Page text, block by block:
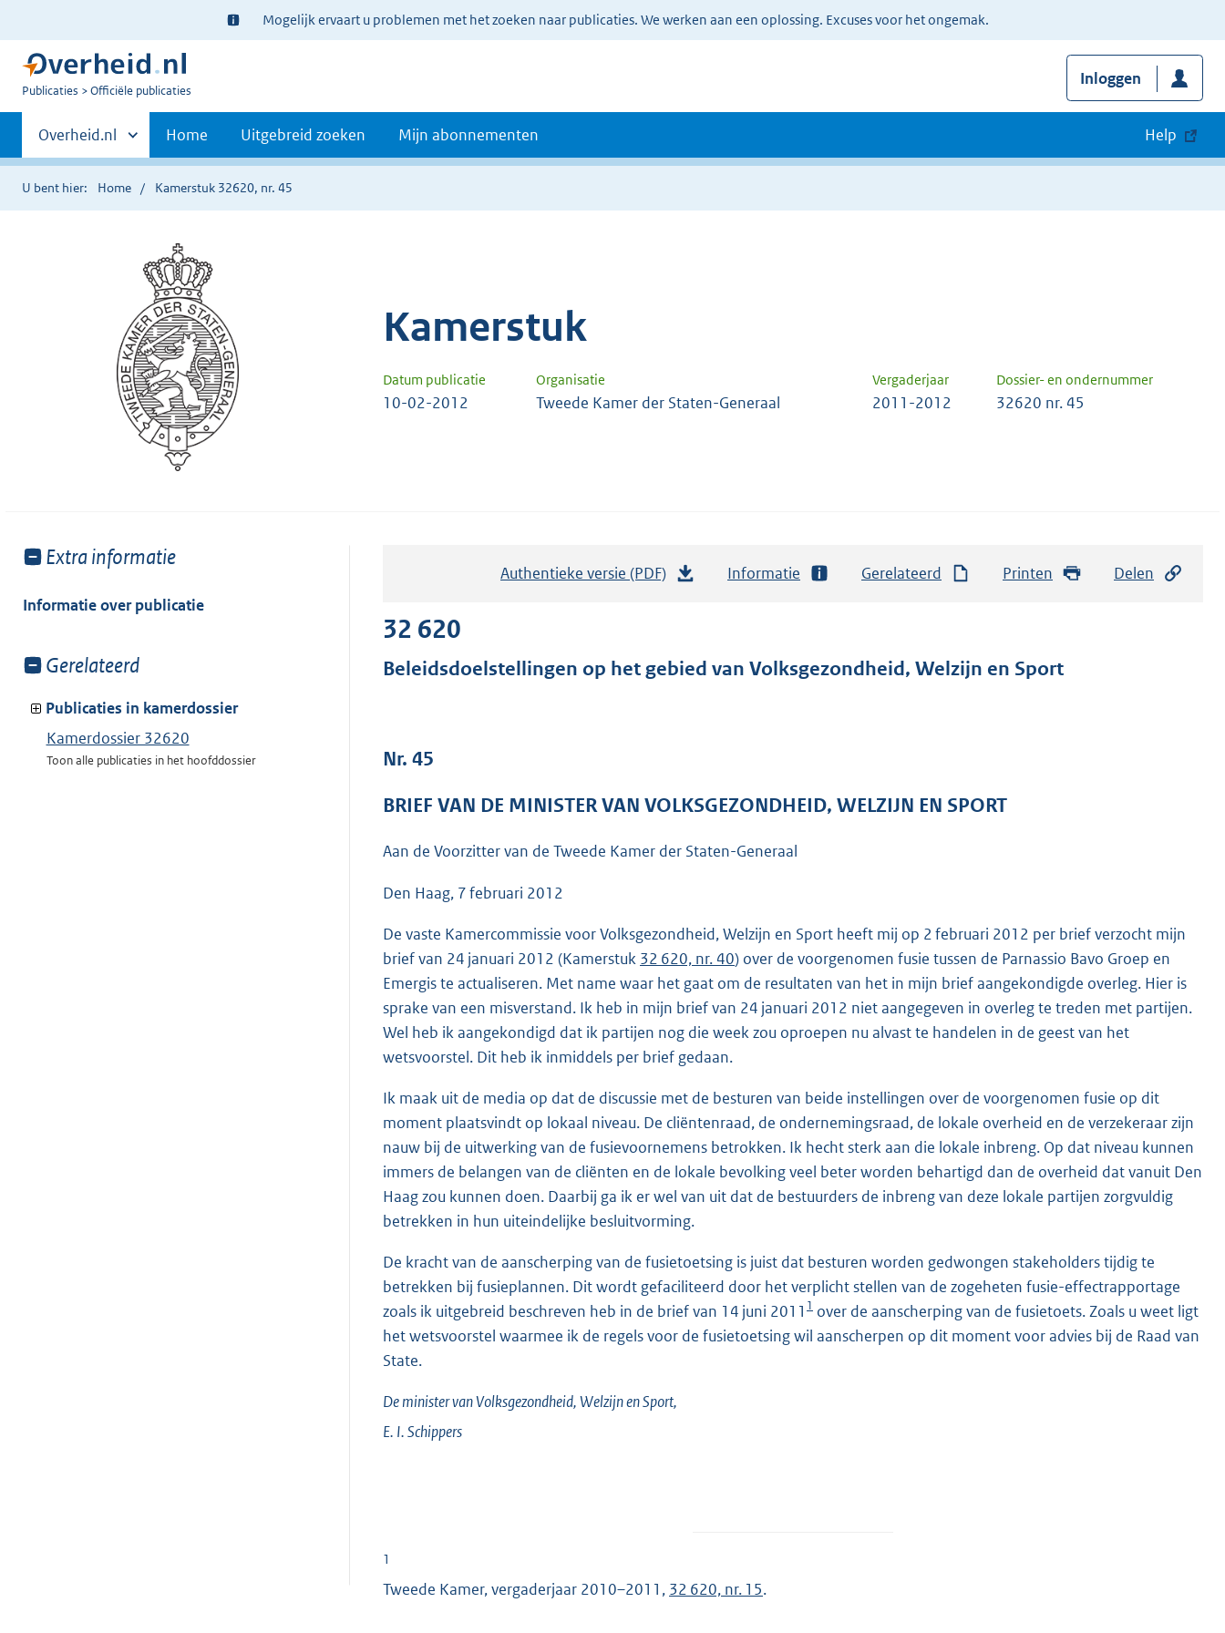
Ter
informatie:
Mogelijk ervaart u problemen met het zoeken naar publicaties. We werken aan een oplossing. Excuses voor het ongemak.
U
Publicaties Officiële publicaties
Inloggen
Primaire
navigatie
Andere
sites
binnen
Overheid.nl Home Uitgebreid zoeken Mijn abonnementen Help
U bent hier: Home Kamerstuk 32620, nr. 45
Kamerstuk
Datum publicatie Organisatie Vergaderjaar Dossier- en ondernummer
10-02-2012 Tweede Kamer der Staten-Generaal 2011-2012 32620 nr. 45
Toon
van:
Extra informatie
Informatie over publicatie
Toon
van:
Gerelateerd
Publicaties in kamerdossier
Kamerdossier 32620
Toon alle publicaties in het hoofddossier
Authentieke versie (PDF)
a
r
o
:
4
0
K
b
Informatie Gerelateerd Printen Delen
32 620
Beleidsdoelstellingen op het gebied van Volksgezondheid, Welzijn en Sport
Nr. 45
BRIEF VAN DE MINISTER VAN VOLKSGEZONDHEID, WELZIJN EN SPORT
Aan de Voorzitter van de Tweede Kamer der Staten-Generaal
Den Haag, 7 februari 2012
De vaste Kamercommissie voor Volksgezondheid, Welzijn en Sport heeft mij op 2 februari 2012 per brief verzocht mijn
brief van 24 januari 2012 (Kamerstuk 32 620, nr. 40) over de voorgenomen fusie tussen de Parnassio Bavo Groep en
Emergis te actualiseren. Met name waar het gaat om de resultaten van het in mijn brief aangekondigde overleg. Hier is
sprake van een misverstand. Ik heb in mijn brief van 24 januari 2012 niet aangegeven in overleg te treden met partijen.
Wel heb ik aangekondigd dat ik partijen nog die week zou oproepen nu alvast te handelen in de geest van het
wetsvoorstel. Dit heb ik inmiddels per brief gedaan.
Ik maak uit de media op dat de discussie met de besturen van beide instellingen over de voorgenomen fusie op dit
moment plaatsvindt op lokaal niveau. De cliëntenraad, de ondernemingsraad, de lokale overheid en de verzekeraar zijn
nauw bij de uitwerking van de fusievoornemens betrokken. Ik hecht sterk aan die lokale inbreng. Op dat niveau kunnen
immers de belangen van de cliënten en de lokale bevolking veel beter worden behartigd dan de overheid dat vanuit Den
Haag zou kunnen doen. Daarbij ga ik er wel van uit dat de bestuurders de inbreng van deze lokale partijen zorgvuldig
betrekken in hun uiteindelijke besluitvorming.
De kracht van de aanscherping van de fusietoetsing is juist dat besturen worden gedwongen stakeholders tijdig te
betrekken bij fusieplannen. Dit wordt gefaciliteerd door het verplicht stellen van de zogeheten fusie-effectrapportage
zoals ik uitgebreid beschreven heb in de brief van 14 juni 2011 1 over de aanscherping van de fusietoets. Zoals u weet ligt
het wetsvoorstel waarmee ik de regels voor de fusietoetsing wil aanscherpen op dit moment voor advies bij de Raad van
State.
De minister van Volksgezondheid, Welzijn en Sport,
E. I.Schippers
1
Tweede Kamer, vergaderjaar 2010–2011, 32 620, nr. 15.